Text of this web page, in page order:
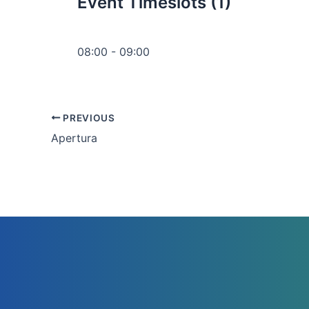
08:00 - 09:00
PREVIOUS
Apertura